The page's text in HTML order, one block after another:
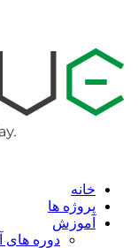
خانه
پروژه ها
آموزش
دوره های